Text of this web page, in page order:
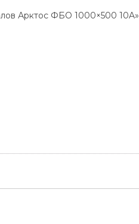
Арктос ФБО 1000×500 10A»